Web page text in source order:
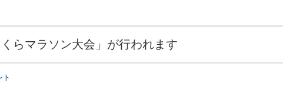
らマラソン大会」が行われます
ト